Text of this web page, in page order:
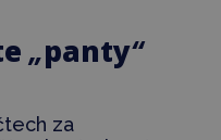
„panty“
za